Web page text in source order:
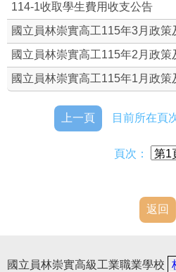
114-1收取學生費用收支公告
國立員林崇實高工115年3月政
國立員林崇實高工115年2月政
國立員林崇實高工115年1月政
上一頁 目前所在頁
頁次：
返回
國立員林崇實高級工業職業學校